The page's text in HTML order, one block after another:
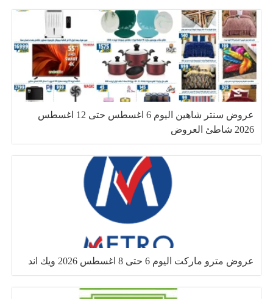
عروض سنتر شاهين اليوم 6 اغسطس حتى 12 اغسطس
2026 شاطئ العروض
عروض مترو ماركت اليوم 6 حتى 8 اغسطس 2026 ويك اند